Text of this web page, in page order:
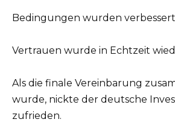
Bedingungen wurden
Vertrauen wurde in Echtzeit
Als die finale Vereinbarung
wurde, nickte der deutsche
zufrieden.